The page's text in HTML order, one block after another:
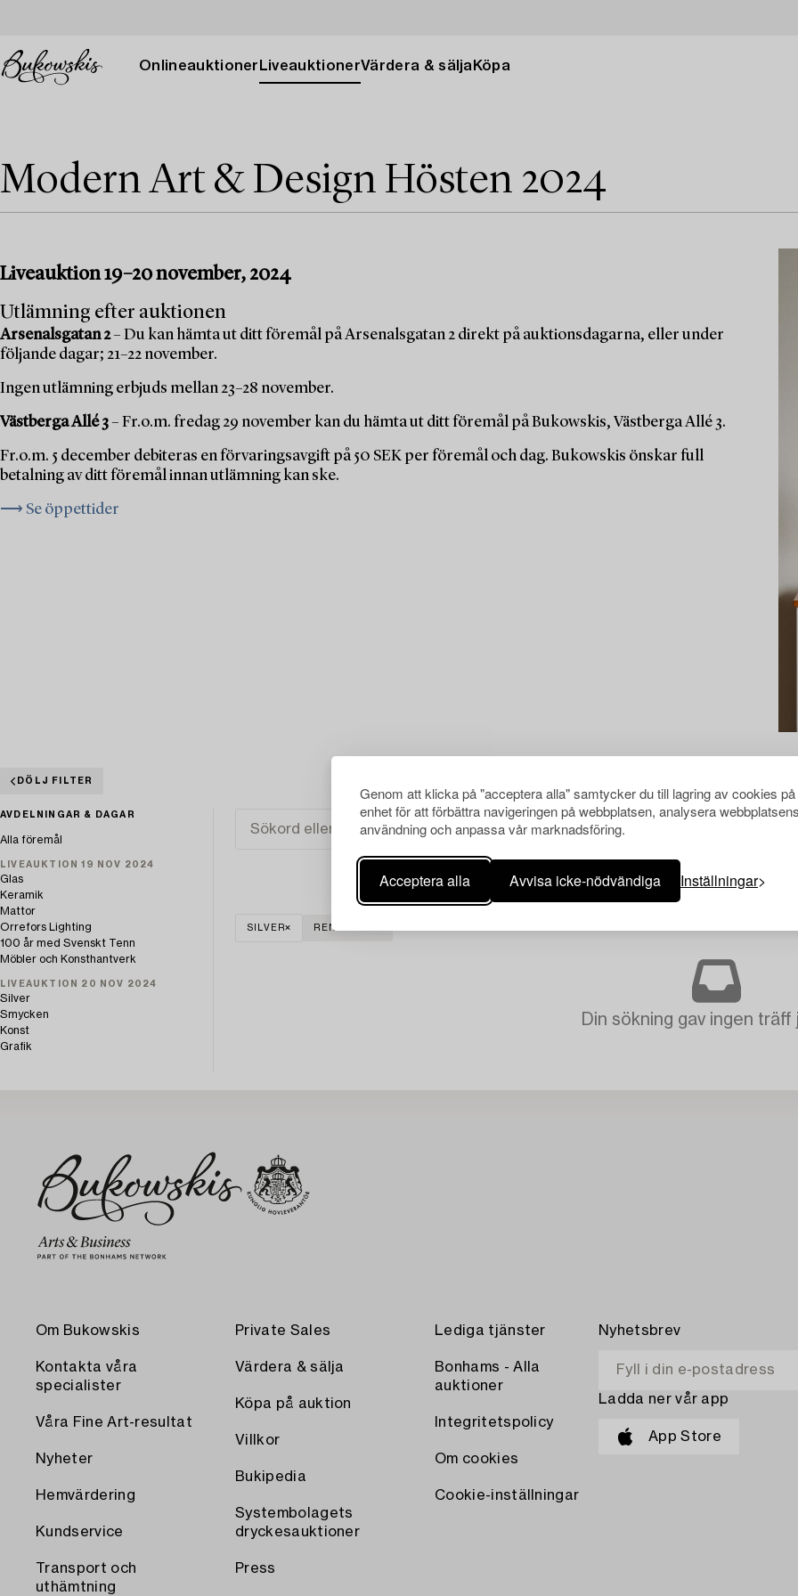
Genom att klicka på "acceptera alla" samtycker du till lagring av cookies
enhet för att förbättra navigeringen på webbplatsen, analysera
användning och anpassa vår marknadsföring.
Acceptera alla Avvisa icke-nödvändiga Inställningar
Onlineauktioner LiveauktionerVärdera & sälja Köpa
Modern Art & Design Hösten 2024
Liveauktion 19–20 november, 2024
Utlämning efter auktionen
Arsenalsgatan 2– Du kan hämta ut ditt föremål på Arsenalsgatan 2 direkt på auktionsdagarna, eller under
följande dagar; 21–22 november.
Ingen utlämning erbjuds mellan 23–28 november.
Västberga Allé 3– Fr.o.m. fredag 29 november kan du hämta ut ditt föremål på Bukowskis, Västberga Allé 3.
Fr.o.m. 5 december debiteras en förvaringsavgift på 50 SEK per föremål och dag. Bukowskis önskar full
betalning av ditt föremål innan utlämning kan ske.
⟶ Se öppettider
DÖLJ FILTER
AVDELNINGAR & DAGAR
Alla föremål
LIVEAUKTION 19 NOV 2024
Glas
Keramik
Mattor
Orrefors Lighting
100 år med Svenskt Tenn
Möbler och Konsthantverk
LIVEAUKTION 20 NOV 2024
Silver
Smycken
Konst
Grafik
SILVER RENSA ALLA
Din sökning gav ingen träff
Om Bukowskis
Kontakta våra
specialister
Våra Fine Art-resultat
Nyheter
Hemvärdering
Kundservice
Transport och
uthämtning
Private Sales
Värdera & sälja
Köpa på auktion
Villkor
Bukipedia
Systembolagets
dryckesauktioner
Press
Lediga tjänster
Bonhams - Alla
auktioner
Integritetspolicy
Om cookies
Cookie-inställningar
Nyhetsbrev
Ladda ner vår app
App Store